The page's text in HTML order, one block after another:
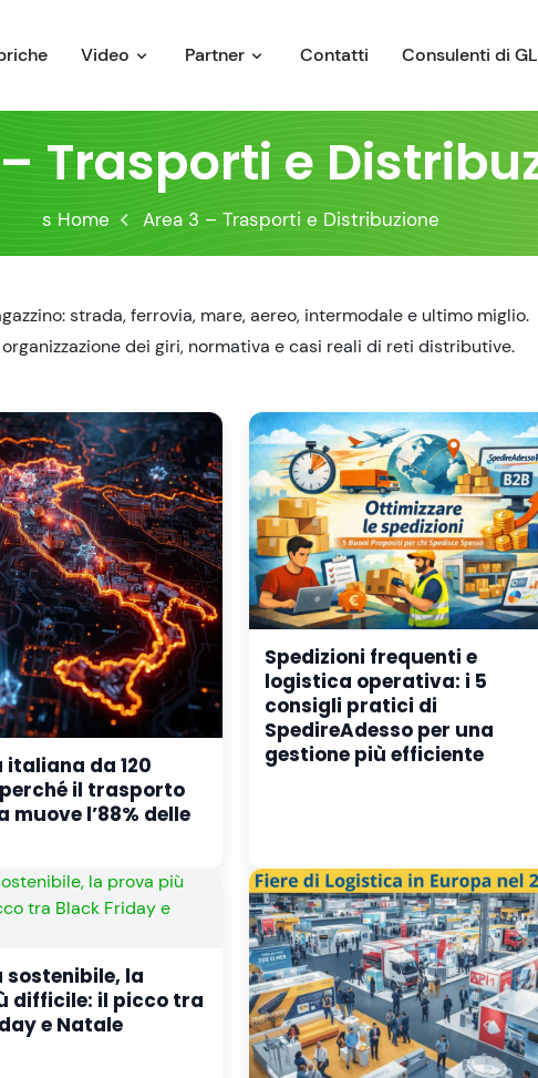
Video Partner Contatti Consulenti di GL
Trasporti e
s Home Area 3 – Trasporti e Distribuzione
strada, ferrovia, mare, aereo, intermodale e ultimo miglio.
dei giri, normativa e casi reali di reti distributive.
italiana da 120
il trasporto
muove l’88% delle
Spedizioni frequenti e
logistica operativa: i 5
consigli pratici di
SpedireAdesso per una
gestione più efficiente
sostenibile, la
difficile: il picco tra
e Natale